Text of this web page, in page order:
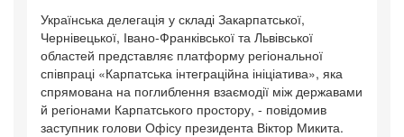
Українська делегація у складі Закарпатської,
Чернівецької, Івано-Франківської та Львівської
областей представляє платформу регіональної
співпраці «Карпатська інтеграційна ініціатива», яка
спрямована на поглиблення взаємодії між державами
й регіонами Карпатського простору, - повідомив
заступник голови Офісу президента Віктор Микита.